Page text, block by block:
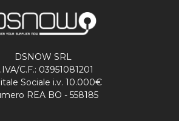
DSNOW SRL
C.F.: 03951081201
Sociale i.v. 10.000€
REA BO - 558185